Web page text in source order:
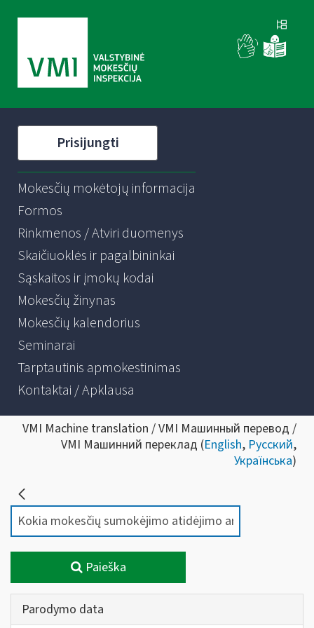
Prisijungti
Mokesčių mokėtojų informacija
Formos
Rinkmenos / Atviri duomenys
Skaičiuoklės ir pagalbininkai
Sąskaitos ir įmokų kodai
Mokesčių žinynas
Mokesčių kalendorius
Seminarai
Tarptautinis apmokestinimas
Kontaktai / Apklausa
VMI Machine translation / VMI Машинный перевод /
VMI Машинний переклад (English, Русский,
Українська)
Paieška
Parodymo data